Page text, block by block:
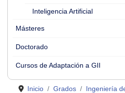
Inteligencia Artificial
Másteres
Doctorado
Cursos de Adaptación a GII
Inicio Grados Ingeniería